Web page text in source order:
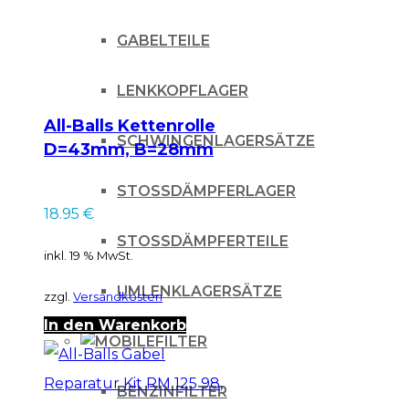
GABELTEILE
LENKKOPFLAGER
SCHWINGENLAGERSÄTZE
STOSSDÄMPFERLAGER
STOSSDÄMPFERTEILE
UMLENKLAGERSÄTZE
FILTER
BENZINFILTER
All-Balls Kettenrolle
D=43mm, B=28mm
18.95 €
inkl. 19 % MwSt.
zzgl. Versandkosten
In den Warenkorb